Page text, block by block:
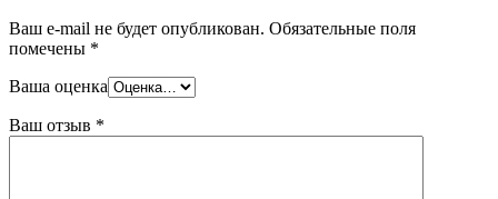
Ваш e-mail не будет опубликован. Обязательные поля
помечены *
Ваша оценка
Ваш отзыв *